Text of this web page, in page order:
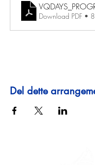
Download PDF •
Del dette